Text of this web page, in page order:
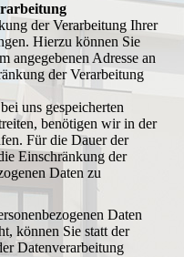
der Verarbeitung Ihrer
Hierzu können Sie
angegebenen Adresse an
der Verarbeitung
uns gespeicherten
benötigen wir in der
Für die Dauer der
Einschränkung der
Daten zu
Daten
können Sie statt der
Datenverarbeitung